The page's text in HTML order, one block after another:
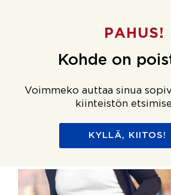
PAHUS!
Kohde on
Voimmeko auttaa sinua
kiinteistön
KYLLÄ, KIITOS!